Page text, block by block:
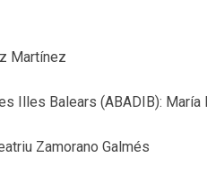
Martínez
Illes Balears (ABADIB): María
Zamorano Galmés